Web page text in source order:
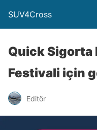
SUV4Cross
Quick Sigorta
Festivali için
Editör